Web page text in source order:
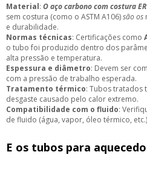
Material: O aço carbono com costura
sem costura (como o ASTM A106)são os
e durabilidade.
Normas técnicas: Certificações como
o tubo foi produzido dentro dos
alta pressão e temperatura.
Espessura e diâmetro: Devem ser
com a pressão de trabalho esperada.
Tratamento térmico: Tubos tratados
desgaste causado pelo calor extremo.
Compatibilidade com o fluido:
de fluido (água, vapor, óleo térmico,
E os tubos para